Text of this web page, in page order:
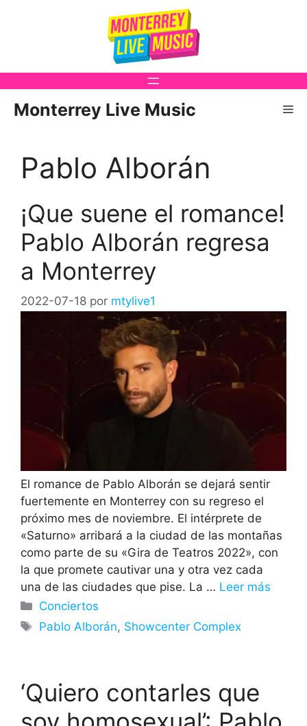
Monterrey Live Music
Pablo Alborán
¡Que suene el romance!
Pablo Alborán regresa
a Monterrey
2022-07-18 por mtylive1
El romance de Pablo Alborán se dejará sentir
fuertemente en Monterrey con su regreso el
próximo mes de noviembre. El intérprete de
«Saturno» arribará a la ciudad de las montañas
como parte de su «Gira de Teatros 2022», con
la que promete cautivar una y otra vez cada
una de las ciudades que pise. La … Leer más
Categorías
Conciertos
Etiquetas
Pablo Alborán, Showcenter Complex
‘Quiero contarles que